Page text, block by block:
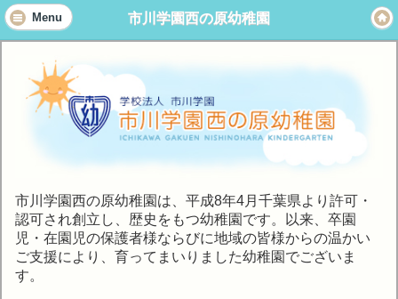
Menu 市川学園西の原幼稚園
市川学園西の原幼稚園は、平成8年4月千葉県より許可・
認可され創立し、歴史をもつ幼稚園です。以来、卒園
児・在園児の保護者様ならびに地域の皆様からの温かい
ご支援により、育ってまいりました幼稚園でございま
す。